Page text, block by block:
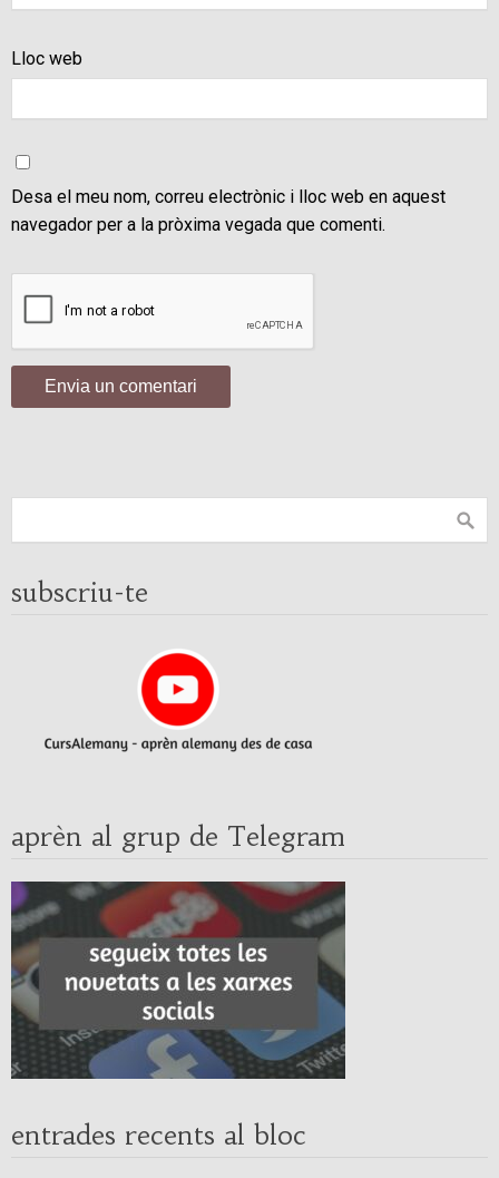
Lloc web
Desa el meu nom, correu electrònic i lloc web en aquest
navegador per a la pròxima vegada que comenti.
subscriu-te
aprèn al grup de Telegram
entrades recents al bloc